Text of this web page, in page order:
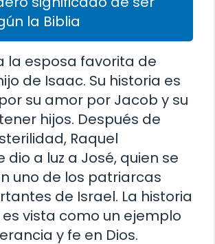
la Biblia
la esposa favorita de
de Isaac. Su historia es
su amor por Jacob y su
hijos. Después de
Raquel
a luz a José, quien se
uno de los patriarcas
de Israel. La historia
es vista como un ejemplo
y fe en Dios.